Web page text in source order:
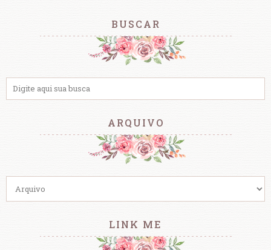
BUSCAR
ARQUIVO
LINK ME